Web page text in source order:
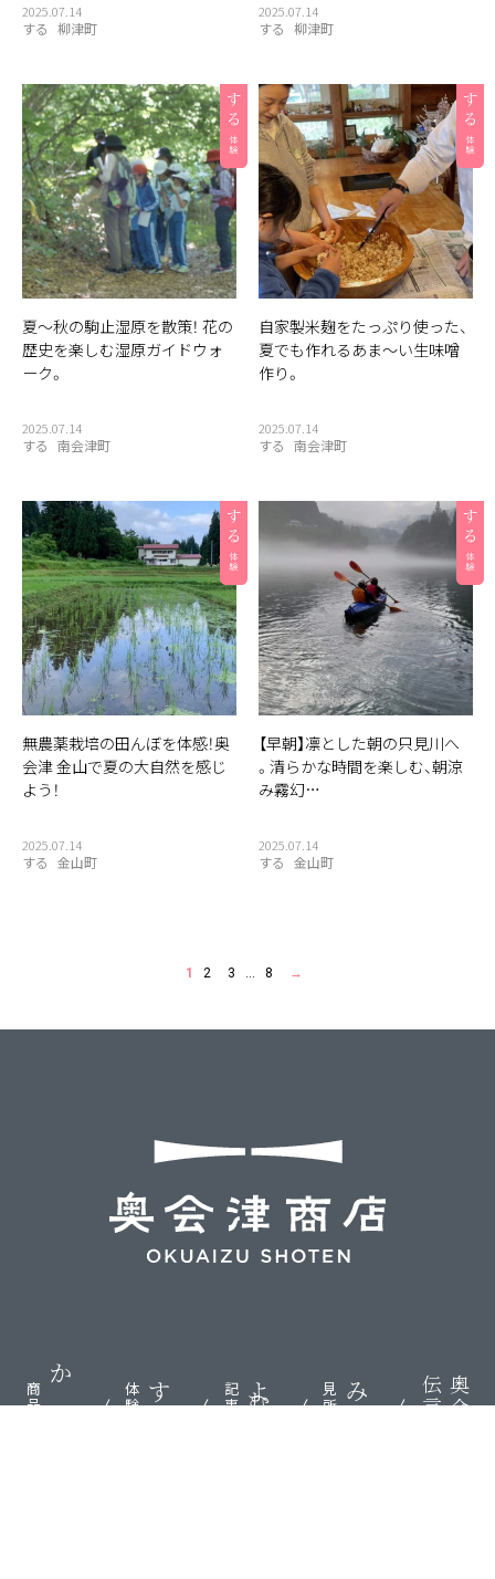
2025.07.14
する 柳津町
2025.07.14
する 柳津町
夏〜秋の駒止湿原を散策！ 花の
歴史を楽しむ湿原ガイドウォ
ーク。
2025.07.14
する 南会津町
自家製米麹をたっぷり使った、
夏でも作れるあま〜い生味噌
作り。
2025.07.14
する 南会津町
無農薬栽培の田んぼを体感！奥
会津 金山で夏の大自然を感じ
よう！
2025.07.14
する 金山町
【早朝】凛とした朝の只見川へ
。清らかな時間を楽しむ、朝涼
み霧幻…
2025.07.14
する 金山町
1 2 3 8 →
かう
商品 する
体験 よむ
記事 みる
見所 奥会津
伝言板